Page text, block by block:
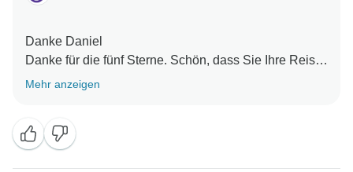
Danke Daniel
Danke für die fünf Sterne. Schön, dass Sie Ihre Reise
Mehr anzeigen